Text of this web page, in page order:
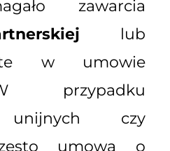
zawarcia
lub
w umowie
przypadku
unijnych czy
umowa o